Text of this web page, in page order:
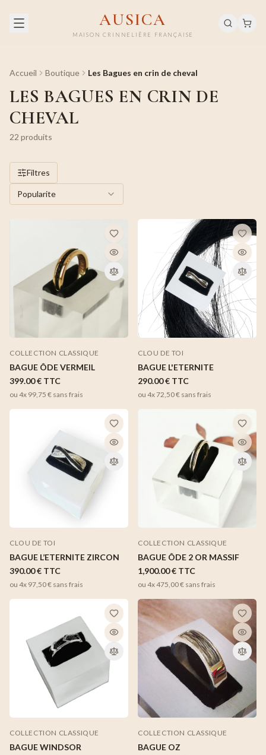
AUSICA
MAISON CRINNELIÈRE FRANÇAISE
Accueil Boutique Les Bagues en crin de cheval
LES BAGUES EN CRIN DE
CHEVAL
22 produits
Filtres
Popularite
COLLECTION CLASSIQUE
BAGUE ÔDE VERMEIL
399.00 € TTC
ou 4x 99,75 € sans frais
CLOU DE TOI
BAGUE L'ETERNITE
290.00 € TTC
ou 4x72,50 € sans frais
CLOU DE TOI
BAGUE L’ETERNITE ZIRCON
390.00 € TTC
ou 4x 97,50 € sans frais
COLLECTION CLASSIQUE
BAGUE ÔDE 2 OR MASSIF
1,900.00 € TTC
ou 4x475,00 € sans frais
COLLECTION CLASSIQUE
BAGUE WINDSOR
COLLECTION CLASSIQUE
BAGUE OZ